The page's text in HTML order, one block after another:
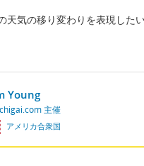
天気の移り変わりを表現した
Young
主催
アメリカ合衆国